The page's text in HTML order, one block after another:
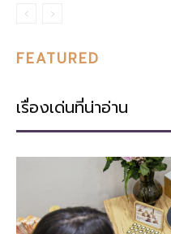
FEATURED
เรื่องเด่นที่น่าอ่าน